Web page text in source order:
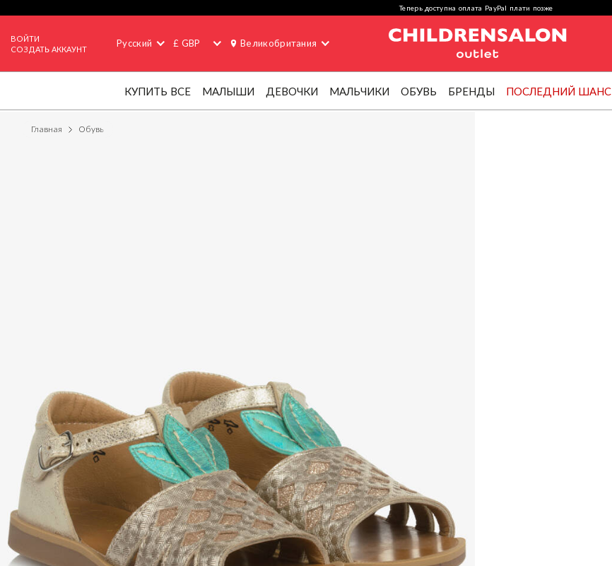
Теперь доступна оплата PayPal плати позже
ВОЙТИ
СОЗДАТЬ АККАУНТ
Русский £ GBP Великобритания
КУПИТЬ ВСЕ МАЛЫШИ ДЕВОЧКИ МАЛЬЧИКИ ОБУВЬ БРЕНДЫ ПОСЛЕДНИЙ ШАНС
Главная Обувь